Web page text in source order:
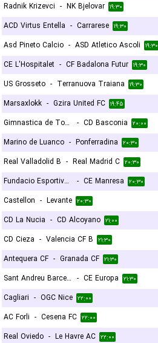
Radnik Krizevci - NK Bjelovar ۱۹:۳۰
ACD Virtus Entella - Carrarese ۱۹:۳۰
Asd Pineto Calcio - ASD Atletico Ascoli ۱۹:۳۰
CE L'Hospitalet - CF Badalona Futur ۱۹:۳۰
US Grosseto - Terranuova Traiana ۱۹:۳۰
Marsaxlokk - Gzira United FC ۱۹:۴۵
Gimnastica de Torrelavega
- CD Basconia ۲۰:۰۰
Marino de Luanco - Ponferradina ۲۰:۳۰
Real Valladolid B - Real Madrid C ۲۰:۳۰
Fundacio Esportiva Grama
- CE Manresa ۲۰:۳۰
Castellon - Levante ۲۰:۳۰
CD La Nucia - CD Alcoyano ۲۱:۰۰
CD Cieza - Valencia CF B ۲۱:۳۰
Antequera CF - Granada CF ۲۱:۳۰
Sant Andreu Barcelona - CE Europa ۲۱:۳۰
Cagliari - OGC Nice ۲۲:۰۰
AC Forli - Cesena FC ۲۲:۰۰
Real Oviedo - Le Havre AC ۲۲:۰۰